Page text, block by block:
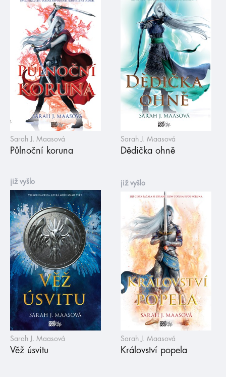
Sarah J. Maasová
Půlnoční koruna
Sarah J. Maasová
Dědička ohně
již vyšlo
Sarah J. Maasová
Věž úsvitu
již vyšlo
Sarah J. Maasová
Království popela